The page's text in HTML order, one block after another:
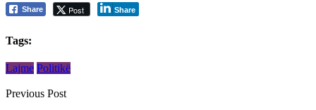
Share Post Share
Tags:
Lajme Politikë
Previous Post